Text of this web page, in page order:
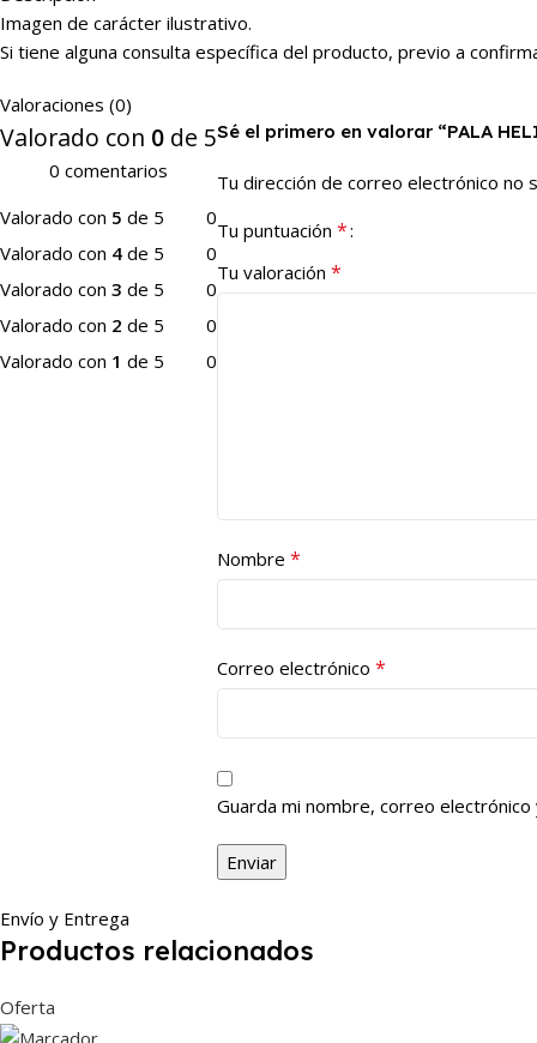
Imagen de carácter ilustrativo.
Si tiene alguna consulta específica del producto, previo a
Valoraciones (0)
Valorado con 0 de 5
0 comentarios
Valorado con 5 de 5
0
Valorado con 4 de 5
0
Valorado con 3 de 5
0
Valorado con 2 de 5
0
Valorado con 1 de 5 0
Sé el primero en valorar “PALA
Tu dirección de correo electrónico no
Tu puntuación *
Tu valoración *
Nombre *
Correo electrónico *
Guarda mi nombre, correo
Envío y Entrega
Productos relacionados
Oferta